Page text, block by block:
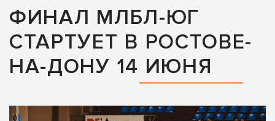
ФИНАЛ МЛБЛ-ЮГ
СТАРТУЕТ В РОСТОВЕ-
НА-ДОНУ 14 ИЮНЯ